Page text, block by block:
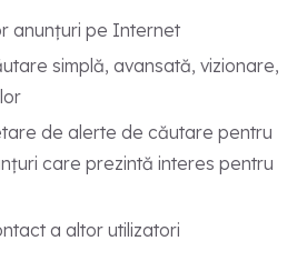
anunțuri pe Internet
simplă, avansată, vizionare,
de alerte de căutare pentru
care prezintă interes pentru
a altor utilizatori